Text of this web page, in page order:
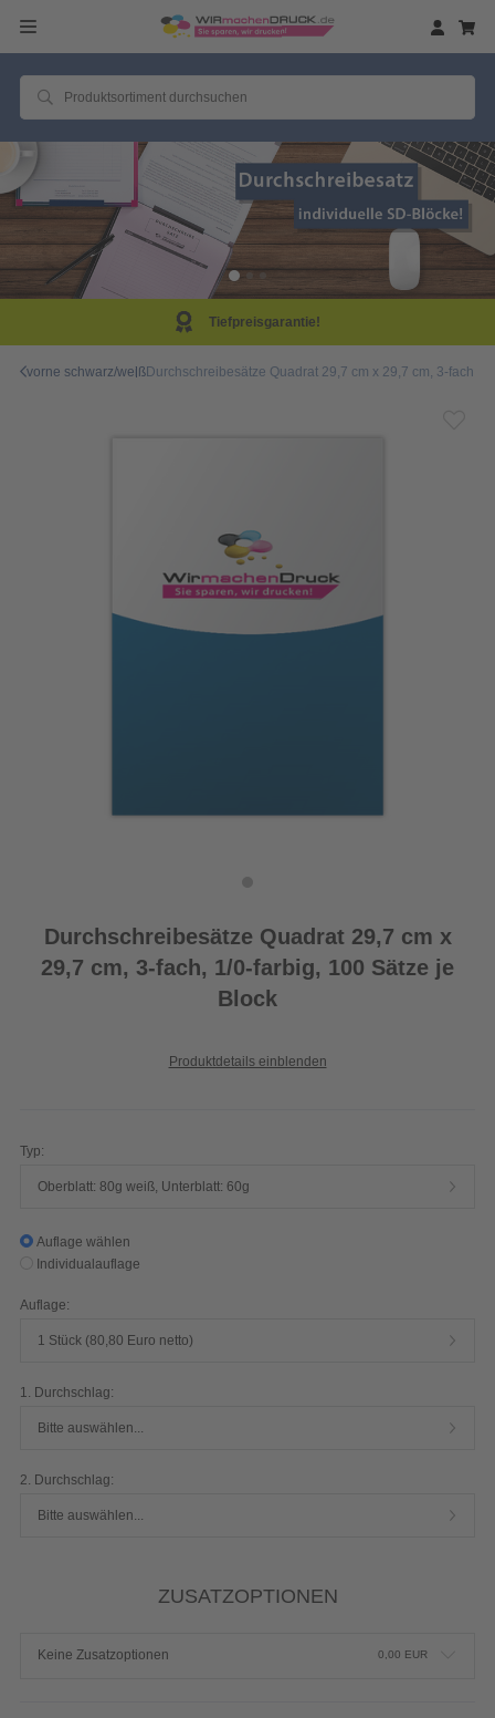
vorne schwarz/weißDurchschreibesätze Quadrat 29,7 cm x 29,7 cm, 3-fach,
Durchschreibesätze Quadrat 29,7 cm x
29,7 cm, 3-fach, 1/0-farbig, 100 Sätze je
Block
Produktdetails einblenden
Typ:
Oberblatt: 80g weiß, Unterblatt: 60g
Auflage wählen
Individualauflage
Auflage:
1 Stück (80,80 Euro netto)
1. Durchschlag:
Bitte auswählen...
2. Durchschlag:
Bitte auswählen...
ZUSATZOPTIONEN
Keine Zusatzoptionen 0,00 EUR